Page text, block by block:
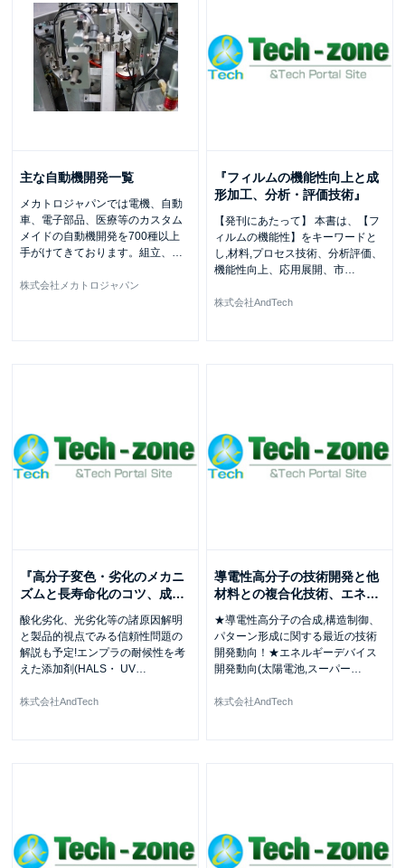
主な自動機開発一覧
メカトロジャパンでは電機、自動
車、電子部品、医療等のカスタム
メイドの自動機開発を700種以上
手がけてきております。組立、
株式会社メカトロジャパン
『フィルムの機能性向上と成
形加工、分析・評価技術』
【発刊にあたって】 本書は、【フ
ィルムの機能性】をキーワードと
し,材料,プロセス技術、分析評価、
機能性向上、応用展開、市
株式会社AndTech
『高分子変色・劣化のメカニ
ズムと長寿命化のコツ、成…
酸化劣化、光劣化等の諸原因解明
と製品的視点でみる信頼性問題の
解説も予定!エンプラの耐候性を考
えた添加剤(HALS・ UV…
株式会社AndTech
導電性高分子の技術開発と他
材料との複合化技術、エネ…
★導電性高分子の合成,構造制御、
パターン形成に関する最近の技術
開発動向！★エネルギーデバイス
開発動向(太陽電池,スーパー…
株式会社AndTech